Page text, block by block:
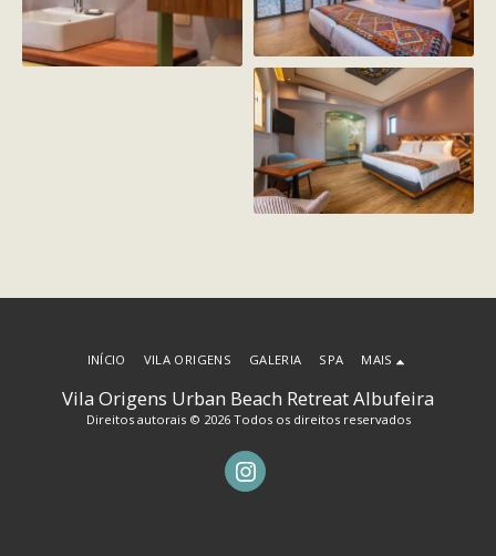
Vila Origens Urban Beach Retreat Albufeira
Direitos autorais © 2026 Todos os direitos reservados
INÍCIO VILA ORIGENS GALERIA SPA MAIS